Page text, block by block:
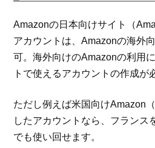
Amazonの日本向けサイト（
アカウントは、Amazonの海外
可。海外向けのAmazonの利用
トで使えるアカウントの作成が
ただし例えば米国向けAmazon
したアカウントなら、フランス
でも使い回せます。